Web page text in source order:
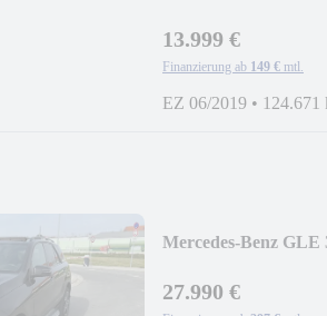
13.999 €
Finanzierung ab 149 € mtl.
EZ 06/2019 • 124.671
Mercedes-Benz
27.990 €